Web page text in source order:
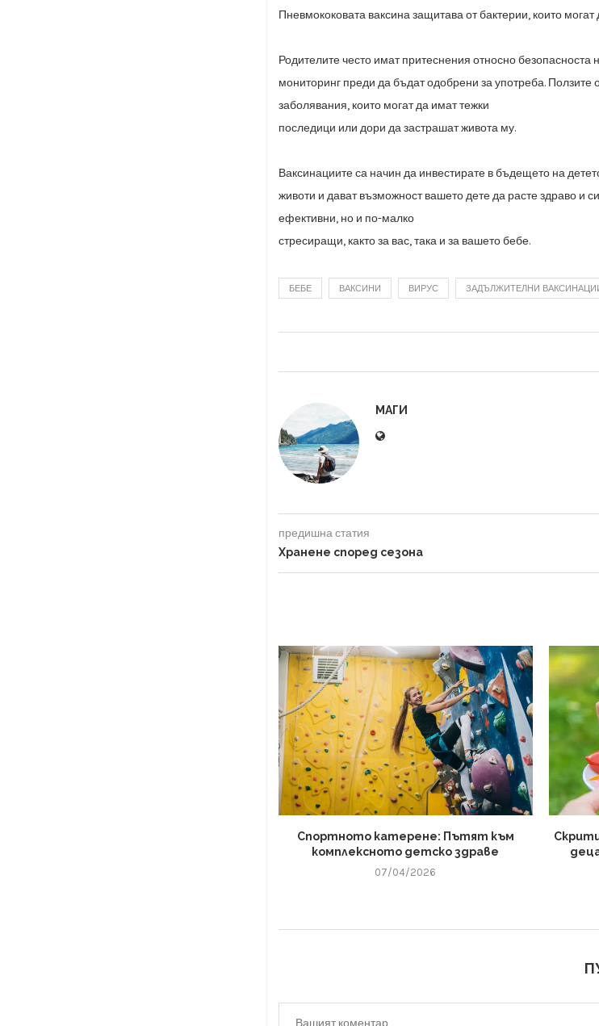
Пневмококовата ваксина защитава от бактерии, които
Родителите често имат притеснения относно безопасноста
мониторинг преди дабъдат одобрени за употреба. Ползите
заболявания, които могат да имат тежки
последици или дори да застрашат живота му.
Ваксинациите са начин да инвестирате в бъдещето на
животи и даватвъзможност вашето дете да расте здраво и
ефективни, но и по-малко
стресиращи, както за вас, така и за вашето бебе.
БЕБЕ ВАКСИНИ ВИРУС ЗАДЪЛЖИТЕЛНИ
МАГИ
предишна статия
Хранене според сезона
Спортното катерене: Пътят към
комплексното детско здраве
07/04/2026